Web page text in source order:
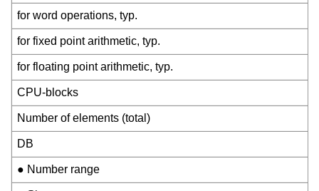
for word operations, typ.
for fixed point arithmetic, typ.
for floating point arithmetic, typ.
CPU-blocks
Number of elements (total)
DB
● Number range